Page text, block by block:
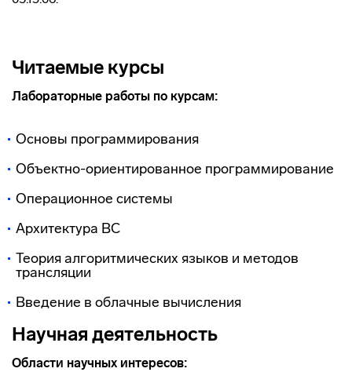
Читаемые курсы
Лабораторные работы по курсам:
Основы программирования
Объектно-ориентированное программирование
Операционное системы
Архитектура ВС
Теория алгоритмических языков и методов
трансляции
Введение в облачные вычисления
Научная деятельность
Области научных интересов: